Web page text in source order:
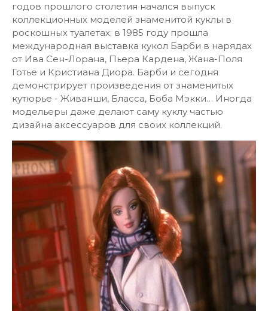
годов прошлого столетия начался выпуск
коллекционных моделей знаменитой куклы в
роскошных туалетах; в 1985 году прошла
международная выставка кукол Барби в нарядах
от Ива Сен-Лорана, Пьера Кардена, Жана-Поля
Готье и Кристиана Диора. Барби и сегодня
демонстрирует произведения от знаменитых
кутюрье - Живанши, Бласса, Боба Мэкки… Иногда
модельеры даже делают саму куклу частью
дизайна аксессуаров для своих коллекций.